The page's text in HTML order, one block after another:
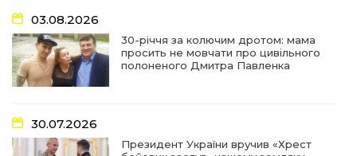
15:09
22 лип
У Пригожому з дітьми та їх батьками
працювали фахівці благодійного фонду
07:17
“Мені й досі сниться син”: чотири роки світлої
11:06
20 лип
За дві доби — серія ворожих ударів по
Барвінківській громаді
03.08.2026
30-річчя за колючим дротом: мама
просить не мовчати про цивільного
полоненого Дмитра Павленка
30.07.2026
Президент України вручив «Хрест